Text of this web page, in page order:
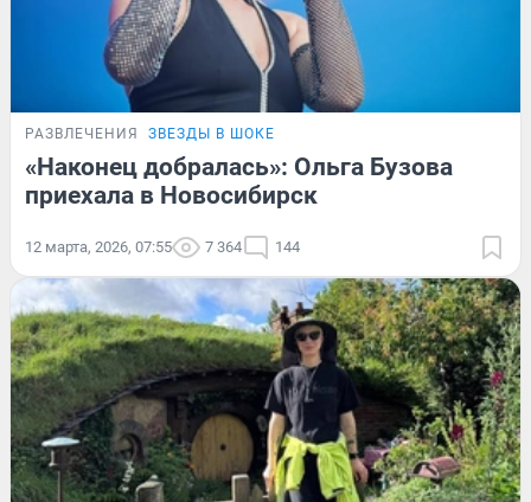
РАЗВЛЕЧЕНИЯ ЗВЕЗДЫ В ШОКЕ
«Наконец добралась»: Ольга Бузова
приехала в Новосибирск
12 марта, 2026, 07:55 7 364 144